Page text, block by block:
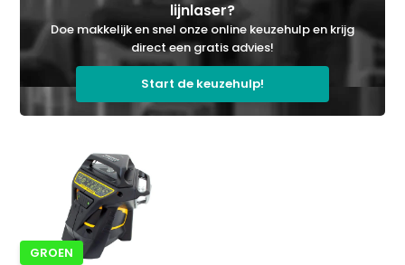
lijnlaser?
Doe makkelijk en snel onze online keuzehulp en krijg
direct een gratis advies!
Start de keuzehulp!
GROEN